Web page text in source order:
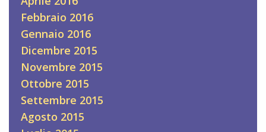
Febbraio 2016
Gennaio 2016
Dicembre 2015
Novembre 2015
Ottobre 2015
Settembre 2015
Agosto 2015